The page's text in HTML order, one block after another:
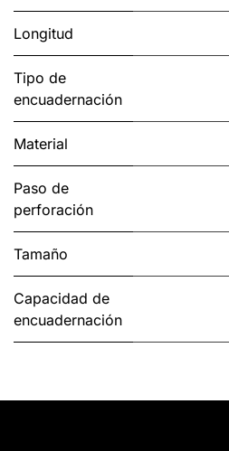
Longitud
Tipo de
encuadernación
Material
Paso de
perforación
Tamaño
Capacidad de
encuadernación